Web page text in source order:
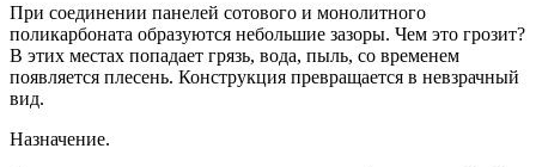
При соединении панелей сотового и монолитного
поликарбоната образуются небольшие зазоры. Чем это грозит?
В этих местах попадает грязь, вода, пыль, со временем
появляется плесень. Конструкция превращается в невзрачный
вид.
Назначение.